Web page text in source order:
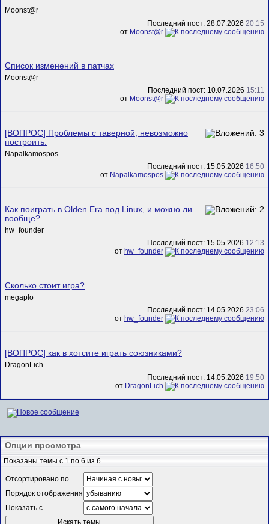
Mооnst@r
Последний пост: 28.07.2026 20:15
от Mооnst@r
Список изменений в патчах
Mооnst@r
Последний пост: 10.07.2026 15:11
от Mооnst@r
[ВОПРОС] Проблемы с таверной, невозможно
построить.
Napalkamospos
Последний пост: 15.05.2026 16:50
от Napalkamospos
Как поиграть в Olden Era под Linux, и можно ли
вообще?
hw_founder
Последний пост: 15.05.2026 12:13
от hw_founder
Сколько стоит игра?
megaplo
Последний пост: 14.05.2026 23:06
от hw_founder
[ВОПРОС] как в хотсите играть союзниками?
DragonLich
Последний пост: 14.05.2026 19:50
от DragonLich
Опции просмотра
Показаны темы с 1 по 6 из 6
Отсортировано по
Порядок отображения
Показать с